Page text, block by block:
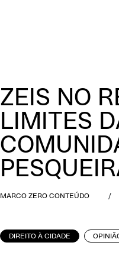
ZEIS NO
LIMITES
MARCO ZERO CONTEÚDO /
DIREITO À CIDADE